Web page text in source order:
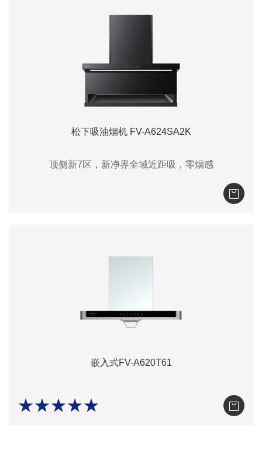
松下吸油烟机 FV-A624SA2K
顶侧新7区，新净界全域近距吸，零烟感
嵌入式FV-A620T61
★★★★★